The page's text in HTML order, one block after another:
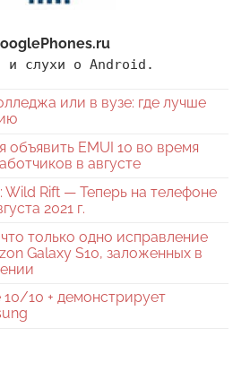
и слухи о Android.
или в вузе: где лучше
объявить EMUI 10 во время
в августе
Wild Rift — Теперь на телефоне
2021 г.
только одно исправление
Galaxy S10, заложенных в
10/10 + демонстрирует